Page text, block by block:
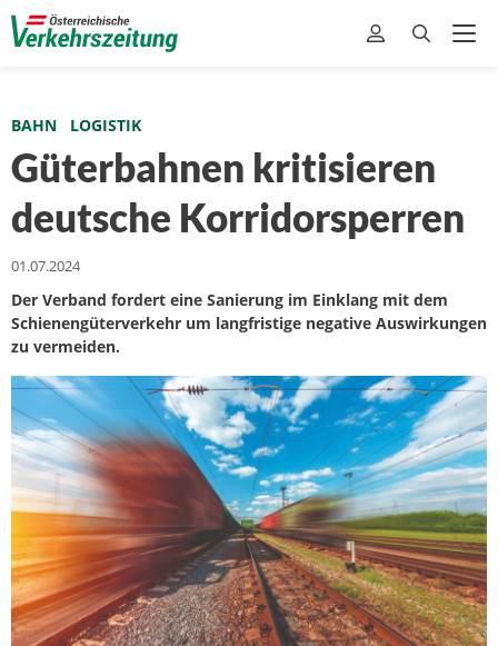
BAHN LOGISTIK
Güterbahnen kritisieren
deutsche Korridorsperren
01.07.2024
Der Verband fordert eine Sanierung im Einklang mit dem
Schienengüterverkehr um langfristige negative Auswirkungen
zu vermeiden.